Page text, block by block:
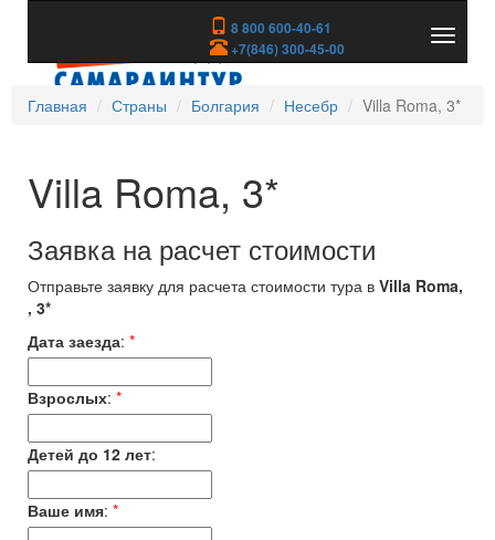
8 800 600-40-61
+7(846) 300-45-00
скрыть
Главная
Страны Болгария Несебр Villa Roma, 3*
Villa Roma, 3*
Заявка на расчет стоимости
Отправьте заявку для расчета стоимости тура в Villa Roma,
, 3*
Дата заезда: *
Взрослых: *
Детей до 12 лет:
Ваше имя: *